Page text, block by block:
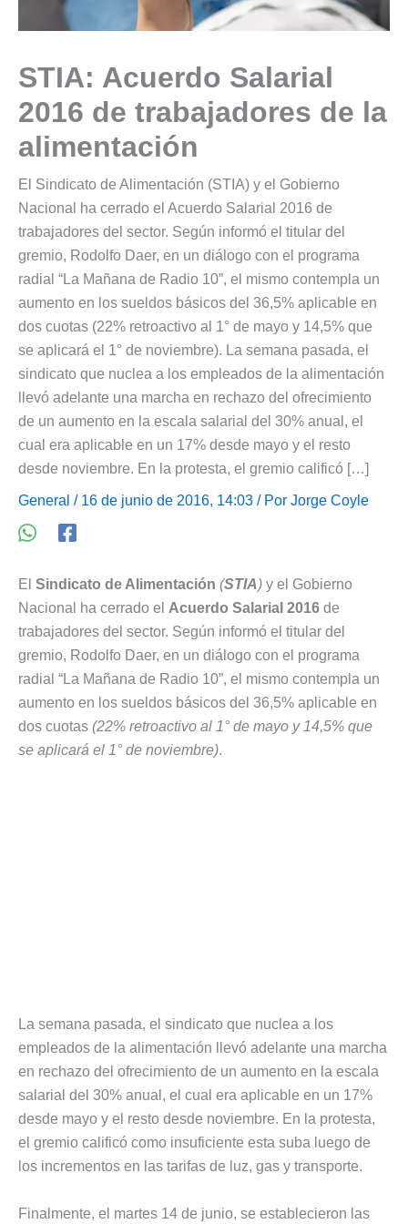
STIA: Acuerdo Salarial
2016 de trabajadores de la
alimentación
El Sindicato de Alimentación (STIA) y el Gobierno
Nacional ha cerrado el Acuerdo Salarial 2016 de
trabajadores del sector. Según informó el titular del
gremio, Rodolfo Daer, en un diálogo con el programa
radial “La Mañana de Radio 10”, el mismo contempla un
aumento en los sueldos básicos del 36,5% aplicable en
dos cuotas (22% retroactivo al 1° de mayo y 14,5% que
se aplicará el 1° de noviembre). La semana pasada, el
sindicato que nuclea a los empleados de la alimentación
llevó adelante una marcha en rechazo del ofrecimiento
de un aumento en la escala salarial del 30% anual, el
cual era aplicable en un 17% desde mayo y el resto
desde noviembre. En la protesta, el gremio calificó […]
General / 16 de junio de 2016, 14:03 / Por Jorge Coyle
El Sindicato de Alimentación (STIA) y el Gobierno
Nacional ha cerrado el Acuerdo Salarial 2016 de
trabajadores del sector. Según informó el titular del
gremio, Rodolfo Daer, en un diálogo con el programa
radial “La Mañana de Radio 10”, el mismo contempla un
aumento en los sueldos básicos del 36,5% aplicable en
dos cuotas (22% retroactivo al 1° de mayo y 14,5% que
se aplicará el 1° de noviembre).
La semana pasada, el sindicato que nuclea a los
empleados de la alimentación llevó adelante una marcha
en rechazo del ofrecimiento de un aumento en la escala
salarial del 30% anual, el cual era aplicable en un 17%
desde mayo y el resto desde noviembre. En la protesta,
el gremio calificó como insuficiente esta suba luego de
los incrementos en las tarifas de luz, gas y transporte.
Finalmente, el martes 14 de junio, se establecieron las